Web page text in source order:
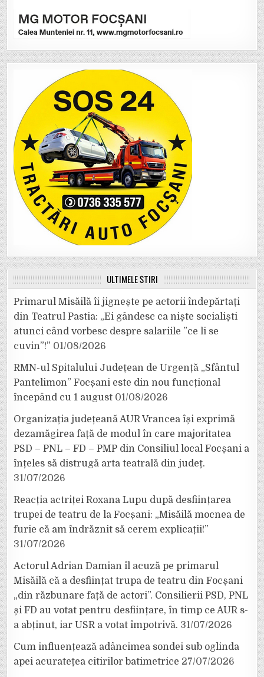
ULTIMELE ȘTIRI
Primarul Misăilă îi jignește pe actorii îndepărtați
din Teatrul Pastia: „Ei gândesc ca niște socialiști
atunci când vorbesc despre salariile ”ce li se
cuvin”!” 01/08/2026
RMN-ul Spitalului Județean de Urgență „Sfântul
Pantelimon” Focșani este din nou funcțional
începând cu 1 august 01/08/2026
Organizația județeană AUR Vrancea își exprimă
dezamăgirea față de modul în care majoritatea
PSD – PNL – FD – PMP din Consiliul local Focșani a
înțeles să distrugă arta teatrală din județ.
31/07/2026
Reacția actriței Roxana Lupu după desființarea
trupei de teatru de la Focșani: „Misăilă mocnea de
furie că am îndrăznit să cerem explicații!”
31/07/2026
Actorul Adrian Damian îl acuză pe primarul
Misăilă că a desființat trupa de teatru din Focșani
„din răzbunare față de actori”. Consilierii PSD, PNL
și FD au votat pentru desființare, în timp ce AUR s-
a abținut, iar USR a votat împotrivă. 31/07/2026
Cum influențează adâncimea sondei sub oglinda
apei acuratețea citirilor batimetrice 27/07/2026